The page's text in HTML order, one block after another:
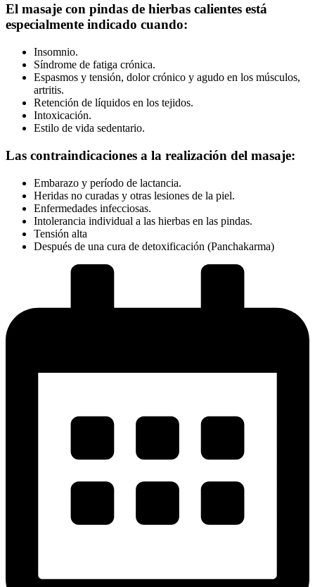
El masaje con pindas de hierbas calientes está
especialmente indicado cuando:
Insomnio.
Síndrome de fatiga crónica.
Espasmos y tensión, dolor crónico y agudo en los músculos,
artritis.
Retención de líquidos en los tejidos.
Intoxicación.
Estilo de vida sedentario.
Las contraindicaciones a la realización del masaje:
Embarazo y período de lactancia.
Heridas no curadas y otras lesiones de la piel.
Enfermedades infecciosas.
Intolerancia individual a las hierbas en las pindas.
Tensión alta
Después de una cura de detoxificación (Panchakarma)